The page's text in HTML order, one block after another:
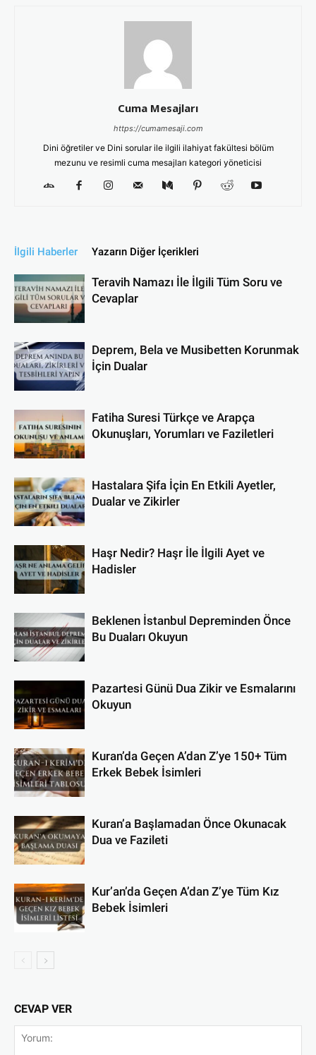
Cuma Mesajları
https://cumamesaji.com
Dini öğretiler ve Dini sorular ile ilgili ilahiyat fakültesi bölüm
mezunu ve resimli cuma mesajları kategori yöneticisi
İlgili Haberler Yazarın Diğer İçerikleri
Teravih Namazı İle İlgili Tüm Soru ve
Cevaplar
Deprem, Bela ve Musibetten Korunmak
İçin Dualar
Fatiha Suresi Türkçe ve Arapça
Okunuşları, Yorumları ve Faziletleri
Hastalara Şifa İçin En Etkili Ayetler,
Dualar ve Zikirler
Haşr Nedir? Haşr İle İlgili Ayet ve
Hadisler
Beklenen İstanbul Depreminden Önce
Bu Duaları Okuyun
Pazartesi Günü Dua Zikir ve Esmalarını
Okuyun
Kuran’da Geçen A’dan Z’ye 150+ Tüm
Erkek Bebek İsimleri
Kuran’a Başlamadan Önce Okunacak
Dua ve Fazileti
Kur’an’da Geçen A’dan Z’ye Tüm Kız
Bebek İsimleri
CEVAP VER